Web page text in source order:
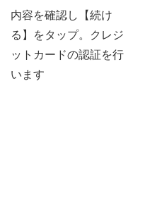
内容を確認し【続け
る】をタップ。クレジ
ットカードの認証を行
います